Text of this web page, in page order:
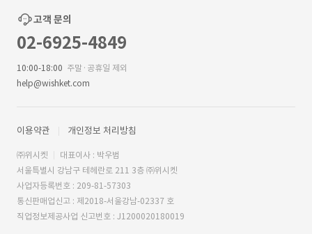
고객 문의
02-6925-4849
10:00-18:00 주말·공휴일 제외
help@wishket.com
이용약관 개인정보 처리방침
㈜위시켓
대표이사 : 박우범
서울특별시 강남구 테헤란로 211 3층 ㈜위시켓
사업자등록번호 : 209-81-57303
통신판매업신고 : 제2018-서울강남-02337 호
직업정보제공사업 신고번호 : J1200020180019